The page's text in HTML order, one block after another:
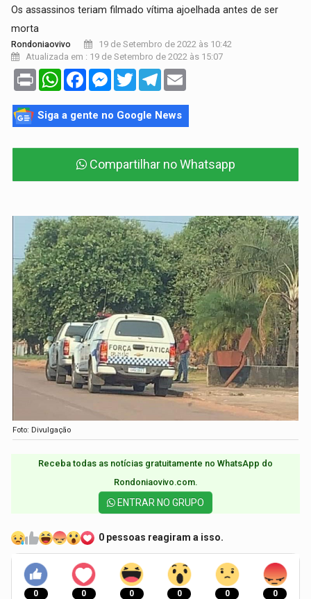
Os assassinos teriam filmado vítima ajoelhada antes de ser
morta
Rondoniaovivo
19 de Setembro de 2022 às 10:42
Atualizada em : 19 de Setembro de 2022 às 15:07
Print WhatsAppFacebookMessenger
TwitterTelegram
Siga a gente no Google News
Compartilhar no Whatsapp
Foto: Divulgação
Receba todas as notícias gratuitamente no WhatsApp do
Rondoniaovivo.com.​
ENTRAR NO GRUPO
0 pessoas reagiram a isso.
0 0 0 0 0 0